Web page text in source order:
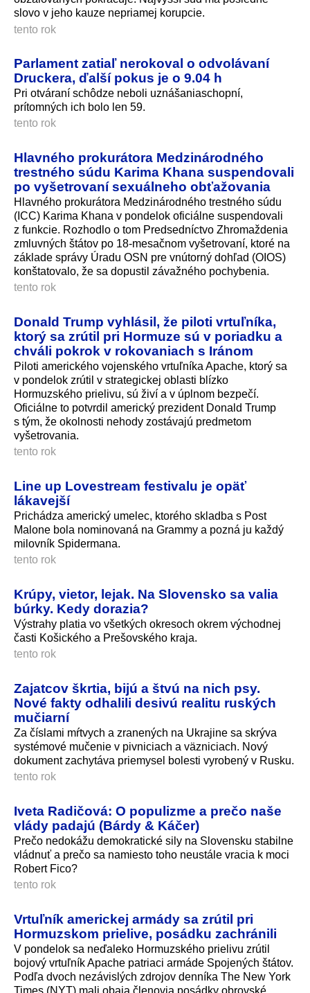
slovo v jeho kauze nepriamej korupcie.
tento rok
Parlament zatiaľ nerokoval o odvolávaní
Druckera, ďalší pokus je o 9.04 h
Pri otváraní schôdze neboli uznášaniaschopní,
prítomných ich bolo len 59.
tento rok
Hlavného prokurátora Medzinárodného
trestného súdu Karima Khana suspendovali
po vyšetrovaní sexuálneho obťažovania
Hlavného prokurátora Medzinárodného trestného súdu
(ICC) Karima Khana v pondelok oficiálne suspendovali
z funkcie. Rozhodlo o tom Predsedníctvo Zhromaždenia
zmluvných štátov po 18-mesačnom vyšetrovaní, ktoré na
základe správy Úradu OSN pre vnútorný dohľad (OIOS)
konštatovalo, že sa dopustil závažného pochybenia.
tento rok
Donald Trump vyhlásil, že piloti vrtuľníka,
ktorý sa zrútil pri Hormuze sú v poriadku a
chváli pokrok v rokovaniach s Iránom
Piloti amerického vojenského vrtuľníka Apache, ktorý sa
v pondelok zrútil v strategickej oblasti blízko
Hormuzského prielivu, sú živí a v úplnom bezpečí.
Oficiálne to potvrdil americký prezident Donald Trump
s tým, že okolnosti nehody zostávajú predmetom
vyšetrovania.
tento rok
Line up Lovestream festivalu je opäť
lákavejší
Prichádza americký umelec, ktorého skladba s Post
Malone bola nominovaná na Grammy a pozná ju každý
milovník Spidermana.
tento rok
Krúpy, vietor, lejak. Na Slovensko sa valia
búrky. Kedy dorazia?
Výstrahy platia vo všetkých okresoch okrem východnej
časti Košického a Prešovského kraja.
tento rok
Zajatcov škrtia, bijú a štvú na nich psy.
Nové fakty odhalili desivú realitu ruských
mučiarní
Za číslami mŕtvych a zranených na Ukrajine sa skrýva
systémové mučenie v pivniciach a väzniciach. Nový
dokument zachytáva priemysel bolesti vyrobený v Rusku.
tento rok
Iveta Radičová: O populizme a prečo naše
vlády padajú (Bárdy & Káčer)
Prečo nedokážu demokratické sily na Slovensku stabilne
vládnuť a prečo sa namiesto toho neustále vracia k moci
Robert Fico?
tento rok
Vrtuľník americkej armády sa zrútil pri
Hormuzskom prielive, posádku zachránili
V pondelok sa neďaleko Hormuzského prielivu zrútil
bojový vrtuľník Apache patriaci armáde Spojených štátov.
Podľa dvoch nezávislých zdrojov denníka The New York
Times (NYT) mali obaja členovia posádky obrovské